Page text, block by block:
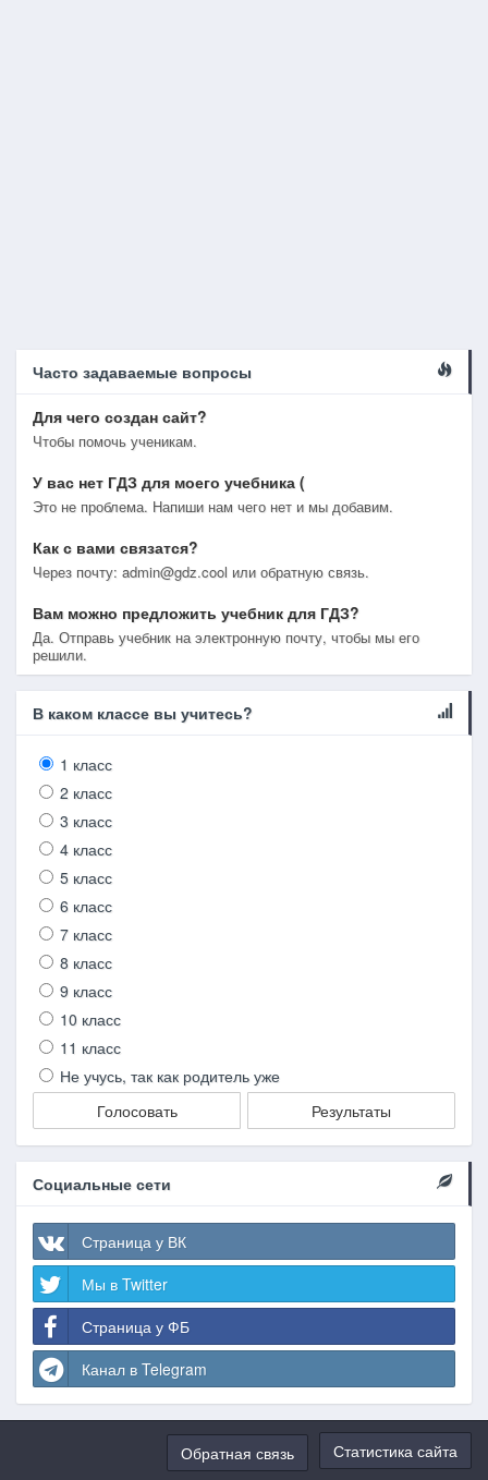
Часто задаваемые вопросы
Для чего создан сайт?
Чтобы помочь ученикам.
У вас нет ГДЗ для моего учебника (
Это не проблема. Напиши нам чего нет и мы добавим.
Как с вами связатся?
Через почту: admin@gdz.cool или обратную связь.
Вам можно предложить учебник для ГДЗ?
Да. Отправь учебник на электронную почту, чтобы мы его
решили.
В каком классе вы учитесь?
1 класс
2 класс
3 класс
4 класс
5 класс
6 класс
7 класс
8 класс
9 класс
10 класс
11 класс
Не учусь, так как родитель уже
Голосовать
Результаты
Социальные сети
Страница у ВК
Мы в Twitter
Страница у ФБ
Канал в Telegram
Статистика сайта
Обратная связь